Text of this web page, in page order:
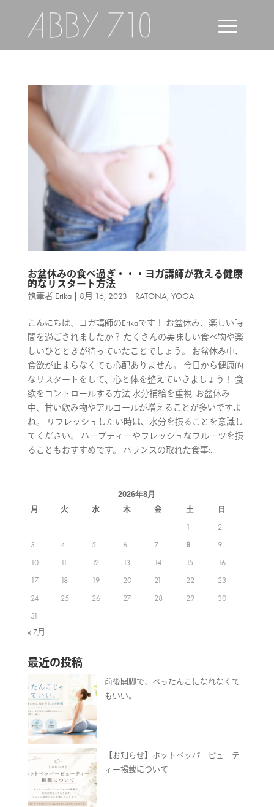
お盆休みの食べ過ぎ・・・ヨガ講師が教える健康
的なリスタート方法
執筆者 Erika| 8月 16, 2023 | RATONA YOGA
こんにちは、ヨガ講師のErikaです！ お盆休み、楽しい時
間を過ごされましたか？ たくさんの美味しい食べ物や楽
しいひとときが待っていたことでしょう。 お盆休み中、
食欲が止まらなくても心配ありません。 今日から健康的
なリスタートをして、心と体を整えていきましょう！ 食
欲をコントロールする方法 水分補給を重視: お盆休み
中、甘い飲み物やアルコールが増えることが多いですよ
ね。 リフレッシュしたい時は、水分を摂ることを意識し
てください。 ハーブティーやフレッシュなフルーツを摂
ることもおすすめです。 バランスの取れた食事:...
2026年8月
月 火 水 木 金 土
日
1
2
3
4 5 6 7 8
9
10
11 12 13 14 15
16
17
18 19 20 21 22
23
24
25 26 27 28 29
30
31
« 7月
最近の投稿
前後開脚で、ぺったんこになれなくて
もいい。
【お知らせ】ホットペッパービューテ
ィー掲載について